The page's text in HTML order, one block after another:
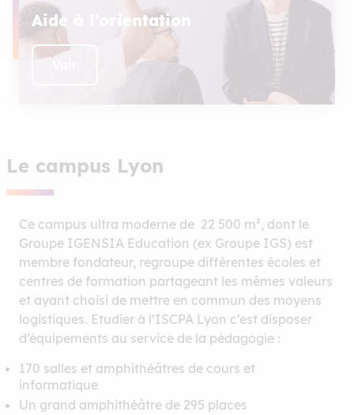
Aide à l’orientation
Le campus Lyon
Ce campus ultra moderne de 22 500 m², dont le
Groupe IGENSIA Education (ex Groupe IGS) est
membre fondateur, regroupe différentes écoles et
centres de formation partageant les mêmes valeurs
et ayant choisi de mettre en commun des moyens
logistiques. Etudier à l’ISCPA Lyon c’est disposer
d’équipements au service de la pédagogie :
170 salles et amphithéâtres de cours et
informatique
Un grand amphithéâtre de 295 places